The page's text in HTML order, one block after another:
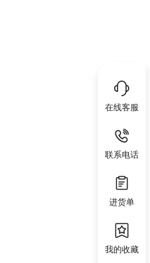
在线客服
联系电话
进货单
我的收藏